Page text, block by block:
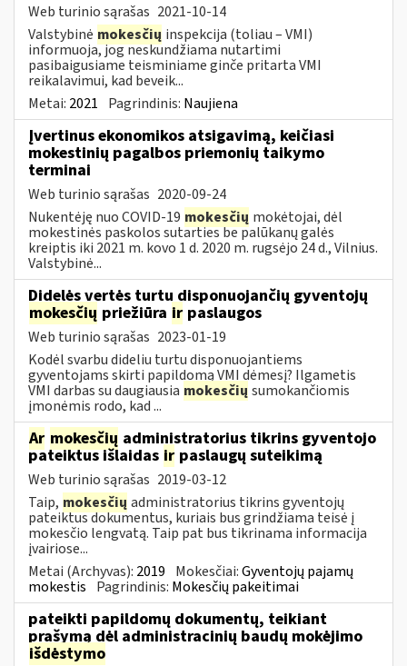
Web turinio sąrašas 2021-10-14
Valstybinė mokesčių inspekcija (toliau – VMI)
informuoja, jog neskundžiama nutartimi
pasibaigusiame teisminiame ginče pritarta VMI
reikalavimui, kad beveik...
Metai: 2021 Pagrindinis: Naujiena
Įvertinus ekonomikos atsigavimą, keičiasi
mokestinių pagalbos priemonių taikymo
terminai
Web turinio sąrašas 2020-09-24
Nukentėję nuo COVID-19 mokesčių mokėtojai, dėl
mokestinės paskolos sutarties be palūkanų galės
kreiptis iki 2021 m. kovo 1 d. 2020 m. rugsėjo 24 d., Vilnius.
Valstybinė...
Didelės vertės turtu disponuojančių gyventojų
mokesčių priežiūra ir paslaugos
Web turinio sąrašas 2023-01-19
Kodėl svarbu dideliu turtu disponuojantiems
gyventojams skirti papildomą VMI dėmesį? Ilgametis
VMI darbas su daugiausia mokesčių sumokančiomis
įmonėmis rodo, kad ...
Ar mokesčių administratorius tikrins gyventojo
pateiktus išlaidas ir paslaugų suteikimą
Web turinio sąrašas 2019-03-12
Taip, mokesčių administratorius tikrins gyventojų
pateiktus dokumentus, kuriais bus grindžiama teisė į
mokesčio lengvatą. Taip pat bus tikrinama informacija
įvairiose...
Metai (Archyvas): 2019 Mokesčiai:Gyventojų pajamų
mokestis Pagrindinis: Mokesčių pakeitimai
pateikti papildomų dokumentų, teikiant
prašymą dėl administracinių baudų mokėjimo
išdėstymo